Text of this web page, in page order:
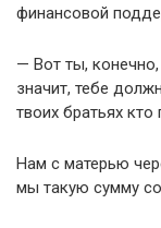
финансовой
— Вот ты,
значит, тебе
твоих братьях кто
Нам с матерью
мы такую сумму